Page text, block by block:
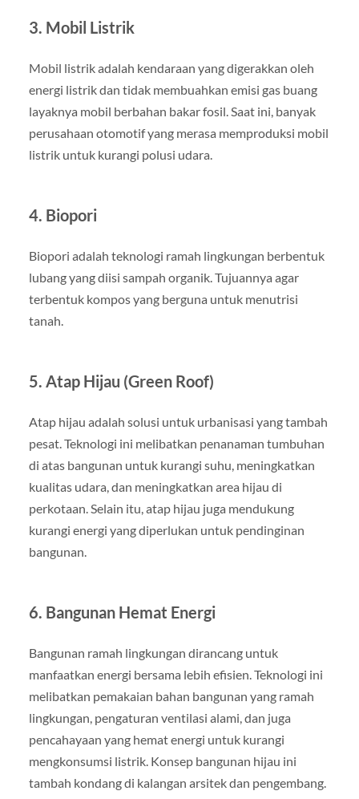
3. Mobil Listrik
Mobil listrik adalah kendaraan yang digerakkan oleh
energi listrik dan tidak membuahkan emisi gas buang
layaknya mobil berbahan bakar fosil. Saat ini, banyak
perusahaan otomotif yang merasa memproduksi mobil
listrik untuk kurangi polusi udara.
4. Biopori
Biopori adalah teknologi ramah lingkungan berbentuk
lubang yang diisi sampah organik. Tujuannya agar
terbentuk kompos yang berguna untuk menutrisi
tanah.
5. Atap Hijau (Green Roof)
Atap hijau adalah solusi untuk urbanisasi yang tambah
pesat. Teknologi ini melibatkan penanaman tumbuhan
di atas bangunan untuk kurangi suhu, meningkatkan
kualitas udara, dan meningkatkan area hijau di
perkotaan. Selain itu, atap hijau juga mendukung
kurangi energi yang diperlukan untuk pendinginan
bangunan.
6. Bangunan Hemat Energi
Bangunan ramah lingkungan dirancang untuk
manfaatkan energi bersama lebih efisien. Teknologi ini
melibatkan pemakaian bahan bangunan yang ramah
lingkungan, pengaturan ventilasi alami, dan juga
pencahayaan yang hemat energi untuk kurangi
mengkonsumsi listrik. Konsep bangunan hijau ini
tambah kondang di kalangan arsitek dan pengembang.